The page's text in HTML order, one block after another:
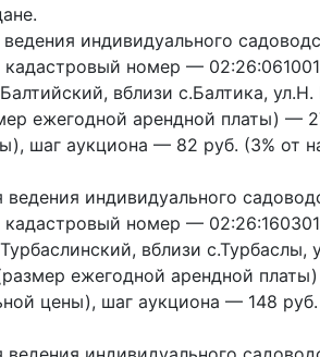
индивидуального
кадастровый номер —
вблизи с.Балтика, ул.Н.
ежегодной арендной платы) —
шаг аукциона — 82 руб. (3% от
индивидуального
кадастровый номер —
вблизи с.Турбаслы,
ежегодной арендной
цены), шаг аукциона — 148 руб.